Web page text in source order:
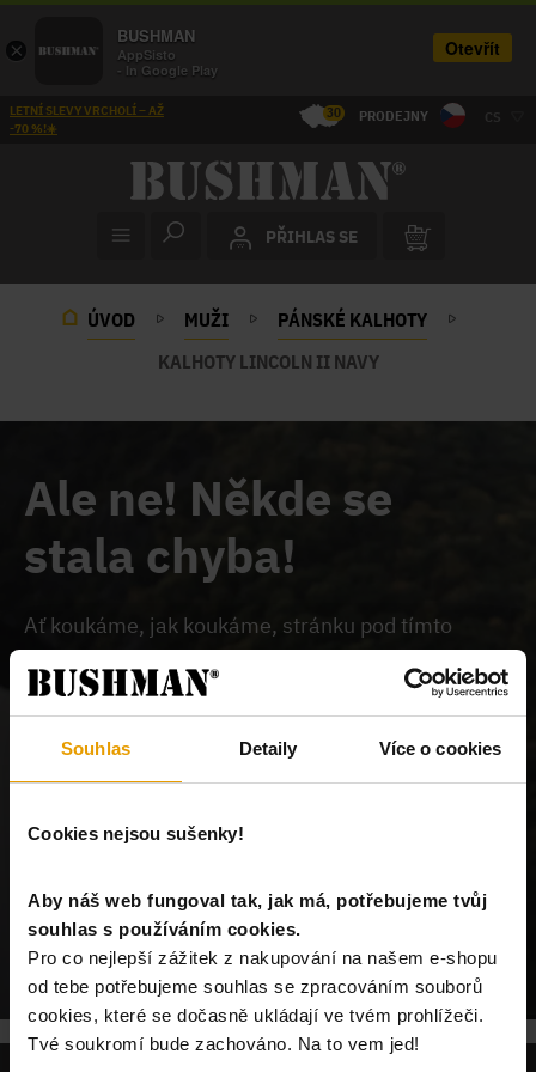
Souhlas Detaily Více o cookies
Cookies nejsou sušenky!
Aby náš web fungoval tak, jak má, potřebujeme tvůj
souhlas s používáním cookies.
Pro co nejlepší zážitek z nakupování na našem e-shopu
od tebe potřebujeme souhlas se zpracováním souborů
cookies, které se dočasně ukládají ve tvém prohlížeči.
Tvé soukromí bude zachováno. Na to vem jed!
LETNÍ SLEVY VRCHOLÍ – AŽ
-70 %!☀️
30 PRODEJNY CS
PŘIHLAS SE
ÚVOD MUŽI
PÁNSKÉ KALHOTY
KALHOTY LINCOLN II NAVY
Ale ne! Někde se
stala chyba!
Ať koukáme, jak koukáme, stránku pod tímto
odkazem na našem webu nemůžeme najít.
Buď je
chybně zadaný odkaz, nebo je požadovaný produkt
POKRAČUJ NA ÚVODNÍ STRÁNKU
×
BUSHMAN
AppSisto
- In Google Play
Otevřít